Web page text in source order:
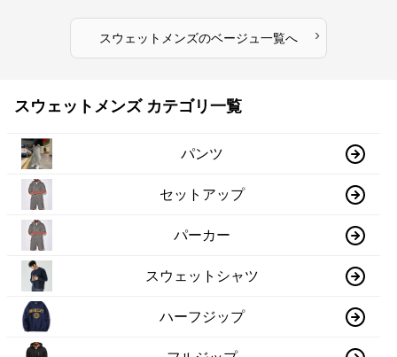
スウェットメンズのベージュ 一覧へ ›
スウェットメンズ カテゴリ一覧
パンツ
セットアップ
パーカー
スウェットシャツ
ハーフジップ